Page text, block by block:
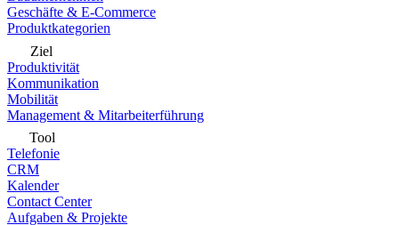
Geschäfte & E-Commerce
Produktkategorien
Ziel
Produktivität
Kommunikation
Mobilität
Management & Mitarbeiterführung
Tool
Telefonie
CRM
Kalender
Contact Center
Aufgaben & Projekte